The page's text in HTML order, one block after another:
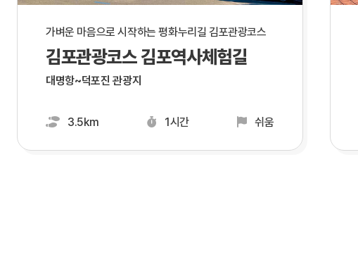
가벼운 마음으로 시작하는 평화누리길 김포관광코스
김포관광코스 김포역사체험길
대명항~덕포진 관광지
3.5km 1시간 쉬움